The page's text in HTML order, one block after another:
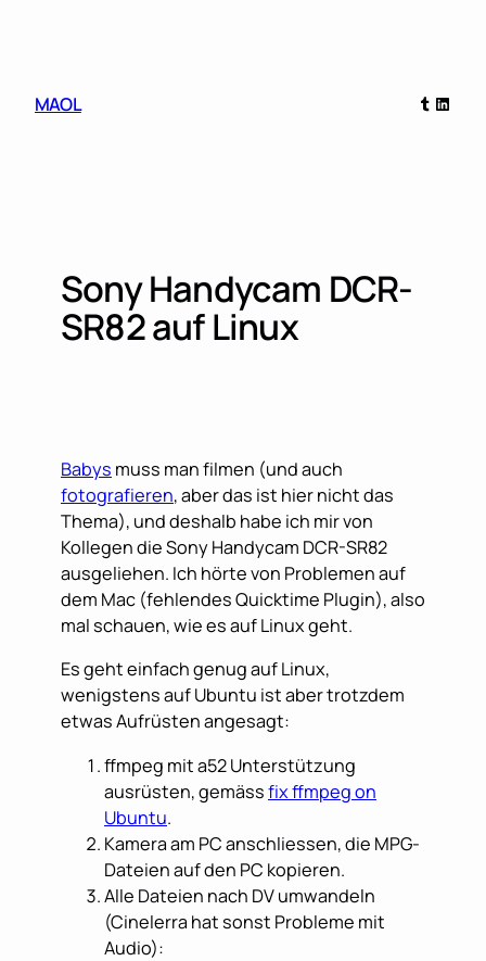
MAOL
Tumblr
Sony Handycam DCR-
SR82 auf Linux
Babys muss man filmen (und auch
fotografieren, aber das ist hier nicht das
Thema), und deshalb habe ich mir von
Kollegen die Sony Handycam DCR-SR82
ausgeliehen. Ich hörte von Problemen auf
dem Mac (fehlendes Quicktime Plugin), also
mal schauen, wie es auf Linux geht.
Es geht einfach genug auf Linux,
wenigstens auf Ubuntu ist aber trotzdem
etwas Aufrüsten angesagt:
ffmpeg mit a52 Unterstützung
ausrüsten, gemässfix ffmpeg on
Ubuntu.
Kamera am PC anschliessen, die MPG-
Dateien auf den PC kopieren.
Alle Dateien nach DV umwandeln
(Cinelerra hat sonst Probleme mit
Audio):